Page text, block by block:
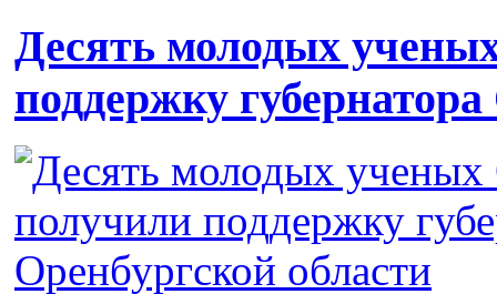
Десять молодых
поддержку